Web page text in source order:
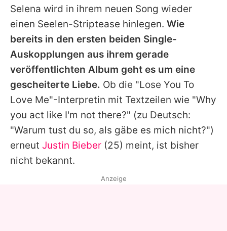
Selena wird in ihrem neuen Song wieder
einen Seelen-Striptease hinlegen. Wie
bereits in den ersten beiden Single-
Auskopplungen aus ihrem gerade
veröffentlichten Album geht es um eine
gescheiterte Liebe. Ob die "Lose You To
Love Me"-Interpretin mit Textzeilen wie "Why
you act like I'm not there?" (zu Deutsch:
"Warum tust du so, als gäbe es mich nicht?")
erneut Justin Bieber (25) meint, ist bisher
nicht bekannt.
Anzeige